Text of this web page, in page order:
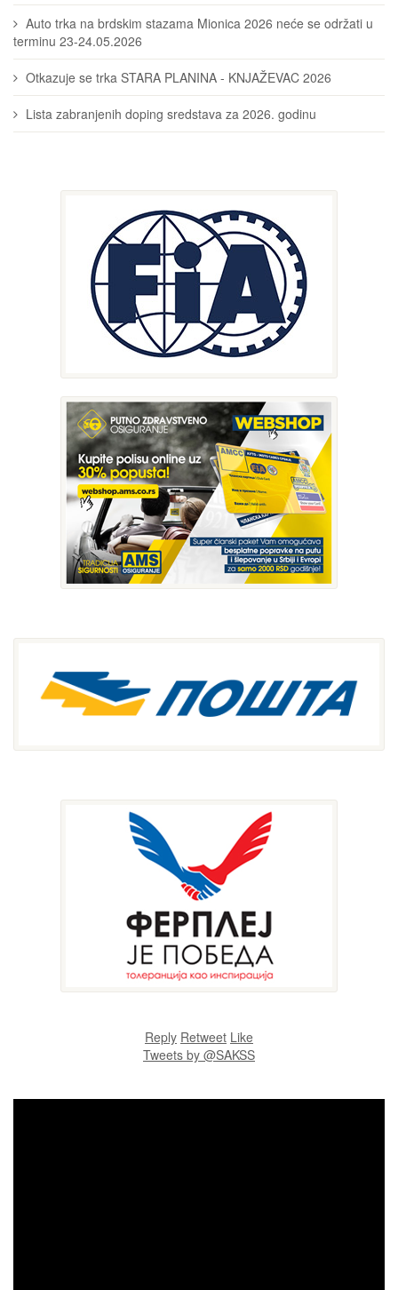
Auto trka na brdskim stazama Mionica 2026 neće se održati u
terminu 23-24.05.2026
Otkazuje se trka STARA PLANINA - KNJAŽEVAC 2026
Lista zabranjenih doping sredstava za 2026. godinu
Reply Retweet Like
Tweets by @SAKSS